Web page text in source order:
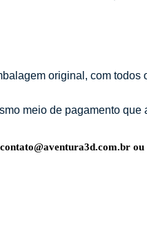
original, com todos
meio de pagamento que
contato@aventura3d.com.br ou